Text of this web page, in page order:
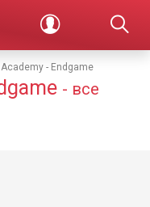
- Endgame
- все